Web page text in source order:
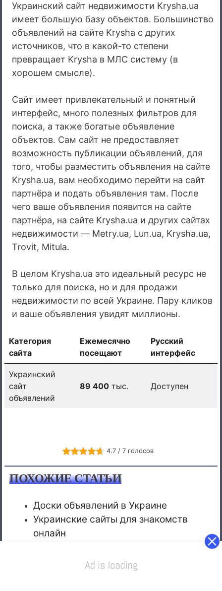
Украинский сайт недвижимости Krysha.ua
имеет большую базу объектов. Большинство
объявлений на сайте Krysha с других
источников, что в какой-то степени
превращает Krysha в МЛС систему (в
хорошем смысле).
Сайт имеет привлекательный и понятный
интерфейс, много полезных фильтров для
поиска, а также богатые объявление
объектов. Сам сайт не предоставляет
возможность публикации объявлений, для
того, чтобы разместить объявления на сайте
Krysha.ua, вам необходимо перейти на сайт
партнёра и подать объявления там. После
чего ваше объявления появится на сайте
партнёра, на сайте Krysha.ua и других сайтах
недвижимости — Metry.ua, Lun.ua, Krysha.ua,
Trovit, Mitula.
В целом Krysha.ua это идеальный ресурс не
только для поиска, но и для продажи
недвижимости по всей Украине. Пару кликов
и ваше объявления увидят миллионы.
Категория
сайта
Ежемесячно
посещают
Русский
интерфейс
Украинский
сайт
объявлений
89 400 тыс. Доступен
4.7 / 7 голосов
ПОХОЖИЕ СТАТЬИ
Доски объявлений в Украине
Украинские сайты для знакомств
онлайн